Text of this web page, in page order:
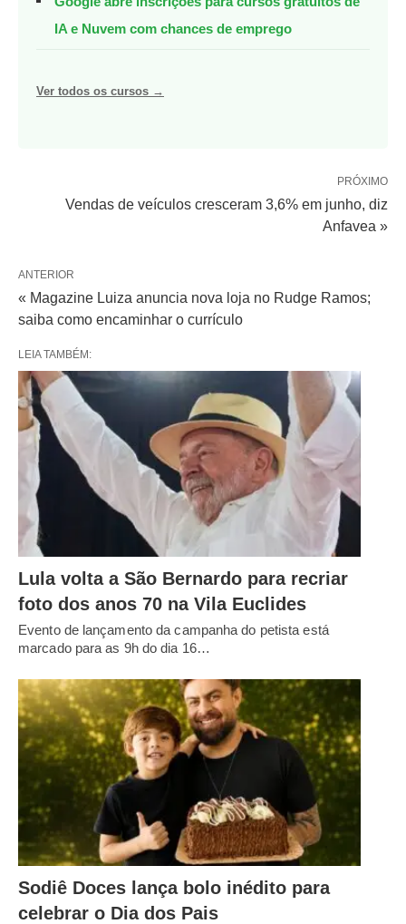
IA e Nuvem com chances de emprego
Ver todos os cursos →
PRÓXIMO
Vendas de veículos cresceram 3,6% em junho, diz
Anfavea »
ANTERIOR
« Magazine Luiza anuncia nova loja no Rudge Ramos;
saiba como encaminhar o currículo
LEIA TAMBÉM:
Lula volta a São Bernardo para recriar
foto dos anos 70 na Vila Euclides
Evento de lançamento da campanha do petista está
marcado para as 9h do dia 16…
Sodiê Doces lança bolo inédito para
celebrar o Dia dos Pais